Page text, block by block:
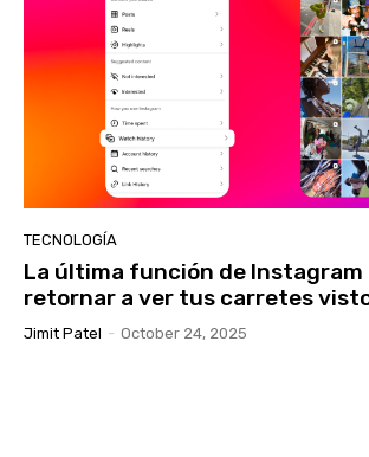
TECNOLOGÍA
La última función de
retornar a ver tus carretes
Jimit Patel - October 24, 2025